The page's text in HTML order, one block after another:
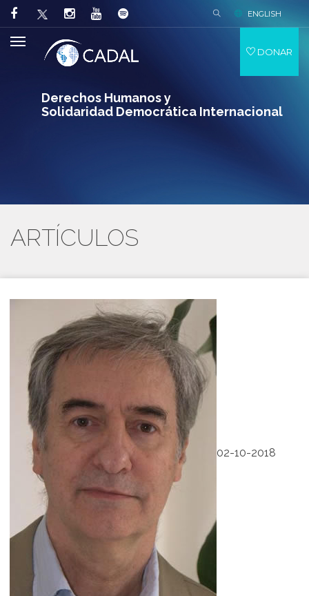
Derechos Humanos y
Solidaridad Democrática Internacional
ENGLISH
DONAR
ARTÍCULOS
02-10-2018